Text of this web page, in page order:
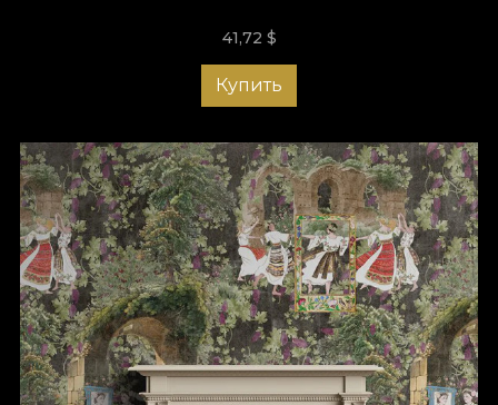
символизма, обычаев и мистической ауры, которая
окутывает наш фольклор. В греческой мифологии слово
«nostos» означает путешествие героя на родину. Это
возвращение не только физическое, но и внутреннее —
сути румынской идентичности.
41,72 $
Купить